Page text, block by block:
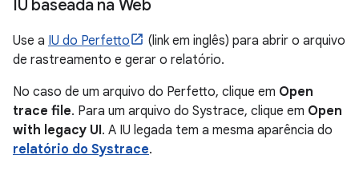
IU baseada na Web
Use a IU do Perfetto
(link em inglês) para abrir o arquivo
de rastreamento e gerar o relatório.
No caso de um arquivo do Perfetto, clique em Open
trace file. Para um arquivo do Systrace, clique em Open
with legacy UI. A IU legada tem a mesma aparência do
relatório do Systrace.